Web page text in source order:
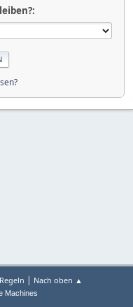
| Nach oben ▲
Machines